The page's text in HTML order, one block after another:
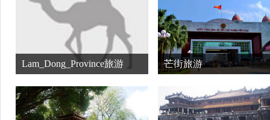
Lam_Dong_Province旅游 芒街旅游